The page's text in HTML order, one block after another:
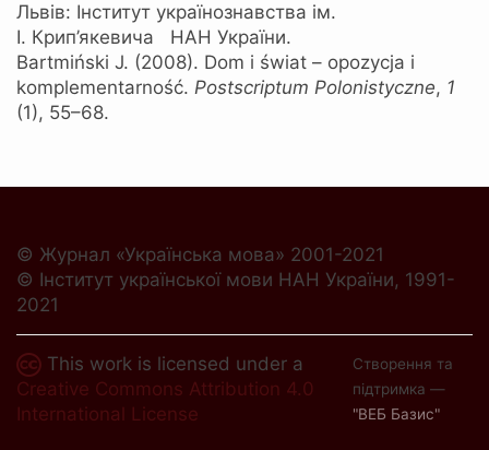
Львів: Інститут українознавства ім.
І. Крип’якевича НАН України.
Bartmiński J. (2008). Dom i świat – opozycja i
komplementarność. Postscriptum Polonistyczne, 1
(1), 55–68.
© Журнал «Українська мова» 2001-2021
© Інститут української мови НАН України, 1991-
2021
This work is licensed under a
Creative Commons Attribution 4.0
International License
Створення та
підтримка —
"ВЕБ Базис"